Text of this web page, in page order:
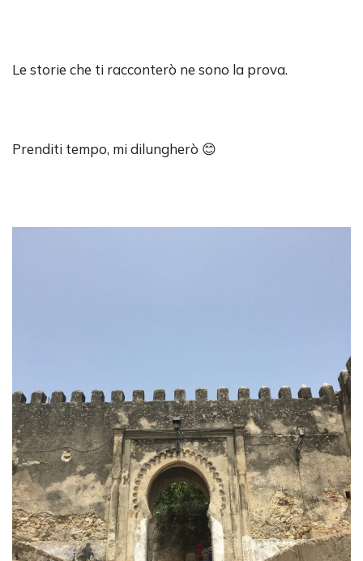
Le storie che ti racconterò ne sono la prova.
Prenditi tempo, mi dilungherò 😊